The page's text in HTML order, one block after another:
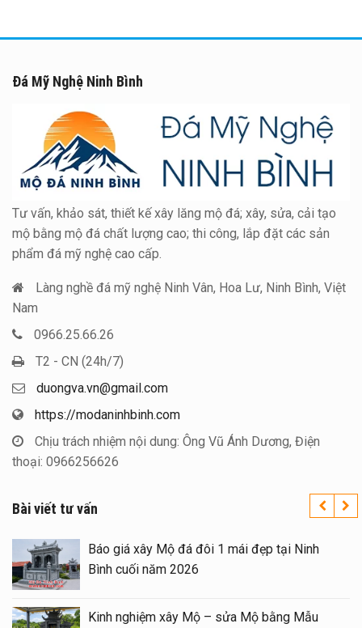
Đá Mỹ Nghệ Ninh Bình
Tư vấn, khảo sát, thiết kế xây lăng mộ đá; xây, sửa, cải tạo
mộ bằng mộ đá chất lượng cao; thi công, lắp đặt các sản
phẩm đá mỹ nghệ cao cấp.
Làng nghề đá mỹ nghệ Ninh Vân, Hoa Lư, Ninh Bình, Việt
Nam
0966.25.66.26
T2 - CN (24h/7)
duongva.vn@gmail.com
https://modaninhbinh.com
Chịu trách nhiệm nội dung: Ông Vũ Ánh Dương, Điện
thoại: 0966256626
Bài viết tư vấn
Báo giá xây Mộ đá đôi 1 mái đẹp tại Ninh
Bình cuối năm 2026
Kinh nghiệm xây Mộ – sửa Mộ bằng Mẫu